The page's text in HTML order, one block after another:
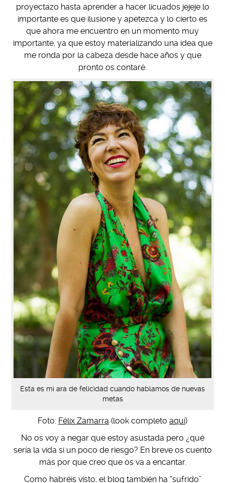
proyectazo hasta aprender a hacer licuados jejeje lo
importante es que ilusione y apetezca y lo cierto es
que ahora me encuentro en un momento muy
importante, ya que estoy materializando una idea que
me ronda por la cabeza desde hace años y que
pronto os contaré.
Esta es mi ara de felicidad cuando hablamos de nuevas
metas
Foto: Félix Zamarra (look completo aquí)
No os voy a negar que estoy asustada pero ¿qué
sería la vida si un poco de riesgo? En breve os cuento
más por que creo que os va a encantar.
Como habréis visto, el blog también ha “sufrido”